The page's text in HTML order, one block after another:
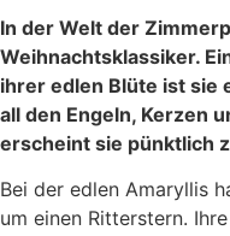
In der Welt der
Weihnachtsklassiker.
ihrer edlen Blüte ist sie
all den Engeln, Kerzen
erscheint sie pünktlich
Bei der edlen Amaryllis
um einen Ritterstern.